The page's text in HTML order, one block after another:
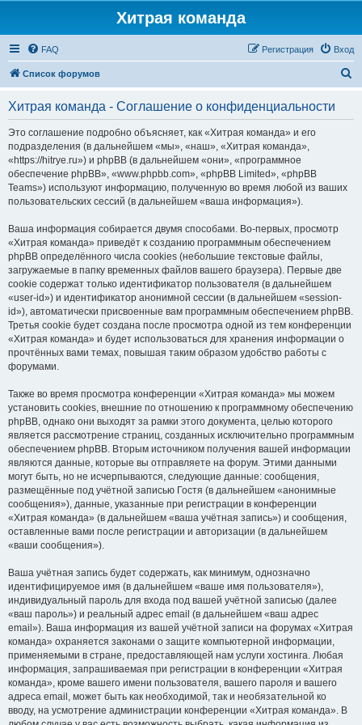
Хитрая команда
FAQ Вход
Регистрация
Список форумов
Хитрая команда - Соглашение о конфиденциальности
Это соглашение подробно объясняет, как «Хитрая команда» и его
подразделения (в дальнейшем «мы», «наш», «Хитрая команда»,
«https://hitrye.ru») и phpBB (в дальнейшем «они», «программное
обеспечение phpBB», «www.phpbb.com», «phpBB Limited», «phpBB
Teams») используют информацию, полученную во время любой из ваших
пользовательских сессий (в дальнейшем «ваша информация»).
Ваша информация собирается двумя способами. Во-первых, просмотр
«Хитрая команда» приведёт к созданию программным обеспечением
phpBB определённого числа cookies (небольшие текстовые файлы,
загружаемые в папку временных файлов вашего браузера). Первые две
cookie содержат только идентификатор пользователя (в дальнейшем
«user-id») и идентификатор анонимной сессии (в дальнейшем «session-
id»), автоматически присвоенные вам программным обеспечением phpBB.
Третья cookie будет создана после просмотра одной из тем конференции
«Хитрая команда» и будет использоваться для хранения информации о
прочтённых вами темах, повышая таким образом удобство работы с
форумами.
Также во время просмотра конференции «Хитрая команда» мы можем
установить cookies, внешние по отношению к программному обеспечению
phpBB, однако они выходят за рамки этого документа, целью которого
является рассмотрение страниц, созданных исключительно программным
обеспечением phpBB. Вторым источником получения вашей информации
являются данные, которые вы отправляете на форум. Этими данными
могут быть, но не исчерпываются, следующие данные: сообщения,
размещённые под учётной записью Гостя (в дальнейшем «анонимные
сообщения»), данные, указанные при регистрации в конференции
«Хитрая команда» (в дальнейшем «ваша учётная запись») и сообщения,
оставленные вами после регистрации и авторизации (в дальнейшем
«ваши сообщения»).
Ваша учётная запись будет содержать, как минимум, однозначно
идентифицируемое имя (в дальнейшем «ваше имя пользователя»),
индивидуальный пароль для входа под вашей учётной записью (далее
«ваш пароль») и реальный адрес email (в дальнейшем «ваш адрес
email»). Ваша информация из вашей учётной записи на форумах «Хитрая
команда» охраняется законами о защите компьютерной информации,
применяемыми в стране, предоставляющей нам услуги хостинга. Любая
информация, запрашиваемая при регистрации в конференции «Хитрая
команда», кроме вашего имени пользователя, вашего пароля и вашего
адреса email, может быть как необходимой, так и необязательной ко
вводу, на усмотрение администрации конференции «Хитрая команда». В